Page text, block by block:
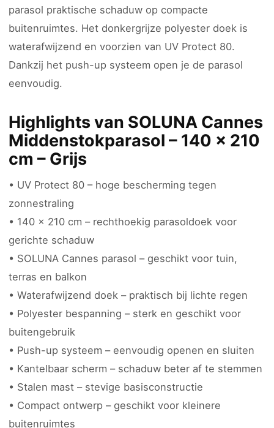
parasol praktische schaduw op compacte
buitenruimtes. Het donkergrijze polyester doek is
waterafwijzend en voorzien van UV Protect 80.
Dankzij het push-up systeem open je de parasol
eenvoudig.
Highlights van SOLUNA Cannes
Middenstokparasol – 140 x 210
cm – Grijs
• UV Protect 80 – hoge bescherming tegen
zonnestraling
• 140 x 210 cm – rechthoekig parasoldoek voor
gerichte schaduw
• SOLUNA Cannes parasol – geschikt voor tuin,
terras en balkon
• Waterafwijzend doek – praktisch bij lichte regen
• Polyester bespanning – sterk en geschikt voor
buitengebruik
• Push-up systeem – eenvoudig openen en sluiten
• Kantelbaar scherm – schaduw beter af te stemmen
• Stalen mast – stevige basisconstructie
• Compact ontwerp – geschikt voor kleinere
buitenruimtes